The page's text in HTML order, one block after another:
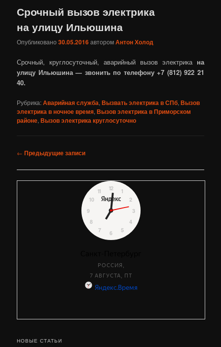
Срочный вызов электрика
на улицу Ильюшина
Опубликовано30.05.2016авторомАнтон Холод
Срочный, круглосуточный, аварийный вызов электрика на
улицу Ильюшина — звонить по телефону +7 (812) 922 21
40.
Рубрика:Аварийная служба,Вызвать электрика в СПб,Вызов
электрика в ночное время,Вызов электрика в Приморском
районе,Вызов электрика круглосуточно
Навигация
записям
← Предыдущие записи
НОВЫЕ СТАТЬИ